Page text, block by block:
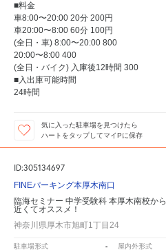
■料金
車8:00〜20:00 20分 200円
車20:00〜8:00 60分 100円
(全日・車) 8:00〜20:00 800
20:00〜8:00 400
(全日・バイク) 入庫後12時間 300
■入出庫可能時間
24時間
気に入った駐車場を見つけたら
ハートをタップしてマイPに保存
ID:305134697
FINEパーキング本厚木南口
臨海セミナー 中学受験科 本厚木南校から
近くてオススメ！
神奈川県厚木市旭町1丁目24
駐車場形式 - 屋内外形式